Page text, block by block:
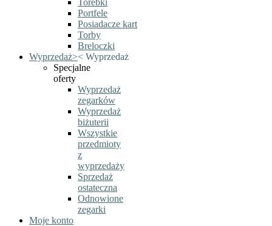
Torebki
Portfele
Posiadacze kart
Torby
Breloczki
Wyprzedaż>< Wyprzedaż
Specjalne
oferty
Wyprzedaż
zegarków
Wyprzedaż
biżuterii
Wszystkie
przedmioty
z
wyprzedaży
Sprzedaż
ostateczna
Odnowione
zegarki
Moje konto